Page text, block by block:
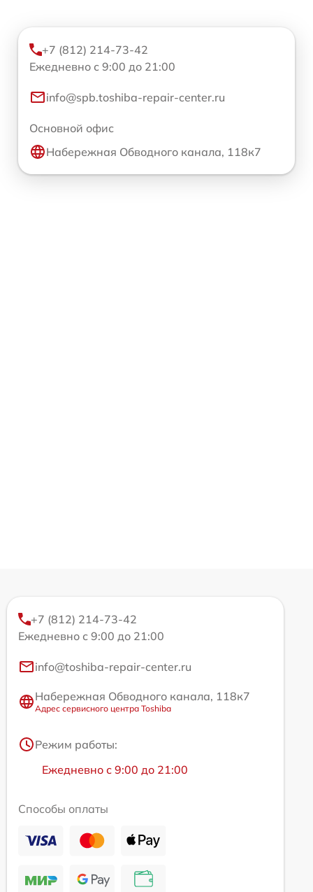
+7 (812) 214-73-42
Ежедневно с 9:00 до 21:00
info@spb.toshiba-repair-center.ru
Основной офис
Набережная Обводного канала, 118к7
+7 (812) 214-73-42
Ежедневно с 9:00 до 21:00
info@toshiba-repair-center.ru
Набережная Обводного канала, 118к7
Адрес сервисного центра Toshiba
Режим работы:
Ежедневно с 9:00 до 21:00
Способы оплаты